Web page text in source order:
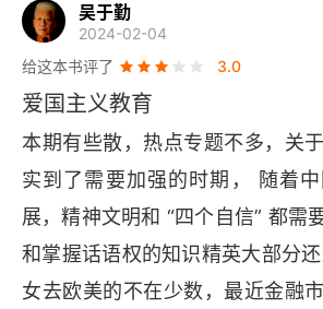
回到中国 我还叫志强
戎装公主，“飞”上前线
新晋院士卢煜明 “煮”出来的灵感
“九口校长”是怎样炼成的
快乐的日籍“沪漂”
吴于勤
2024-02-04
给这本书评了
3.0
爱国主义教育
本期有些散，热点专题不多，关
实到了需要加强的时期， 随着
展，精神文明和 “四个自信” 都需
和掌握话语权的知识精英大部分
女去欧美的不在少数，最近金融